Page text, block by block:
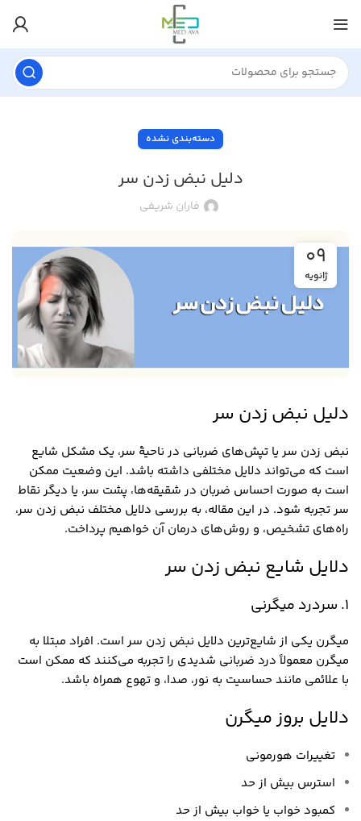
دسته‌بندی نشده
دلیل نبض زدن سر
فاران شریفی
09
ژانویه
دلیل نبض زدن سر
نبض زدن سر یا تپش‌های ضربانی در ناحیهٔ سر، یک مشکل شایع
است که می‌تواند دلایل مختلفی داشته باشد. این وضعیت ممکن
است به صورت احساس ضربان در شقیقه‌ها، پشت سر، یا دیگر نقاط
سر تجربه شود. در این مقاله، به بررسی دلایل مختلف نبض زدن سر،
راه‌های تشخیص، و روش‌های درمان آن خواهیم پرداخت.
دلایل شایع نبض زدن سر
1. سردرد میگرنی
میگرن یکی از شایع‌ترین دلایل نبض زدن سر است. افراد مبتلا به
میگرن معمولاً درد ضربانی شدیدی را تجربه می‌کنند که ممکن است
با علائمی مانند حساسیت به نور، صدا، و تهوع همراه باشد.
دلایل بروز میگرن
تغییرات هورمونی
استرس بیش از حد
کمبود خواب یا خواب بیش از حد